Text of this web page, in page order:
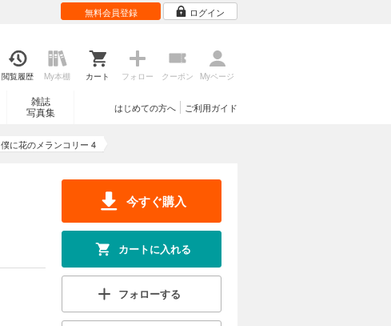
無料会員登録 ログイン
閲覧履歴 My本棚 カート フォロー クーポン Myページ
雑誌
写真集
ご利用ガイド
はじめての方へ
僕に花のメランコリー 4
今すぐ購入
カートに入れる
フォローする